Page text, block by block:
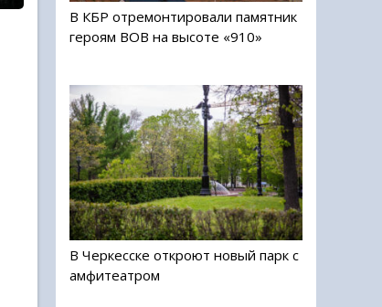
В КБР отремонтировали памятник
героям ВОВ на высоте «910»
В Черкесске откроют новый парк с
амфитеатром